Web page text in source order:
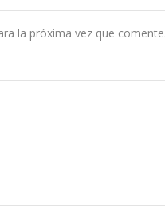
la próxima vez que comente.